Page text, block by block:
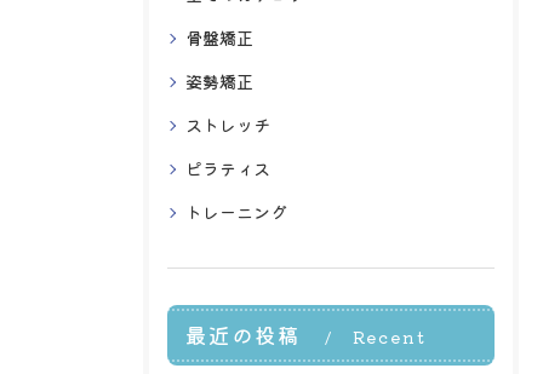
骨盤矯正
姿勢矯正
ストレッチ
ピラティス
トレーニング
最近の投稿
Recent